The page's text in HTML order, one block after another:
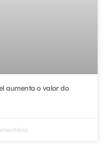
aumenta o valor do